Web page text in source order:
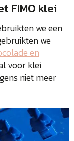
FIMO klei
we een
we
en
voor klei
niet meer